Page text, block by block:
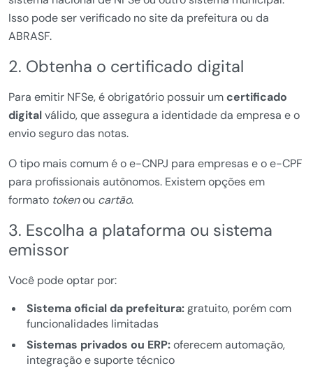
Isso pode ser verificado no site da prefeitura ou da
ABRASF.
2. Obtenha o certificado digital
Para emitir NFSe, é obrigatório possuir umcertificado
digitalválido, que assegura a identidade da empresa e o
envio seguro das notas.
O tipo mais comum é o e-CNPJ para empresas e o e-CPF
para profissionais autônomos. Existem opções em
formato tokenou cartão.
3. Escolha a plataforma ou sistema
emissor
Você pode optar por:
Sistema oficial da prefeitura:gratuito, porém com
funcionalidades limitadas
Sistemas privados ou ERP:oferecem automação,
integração e suporte técnico